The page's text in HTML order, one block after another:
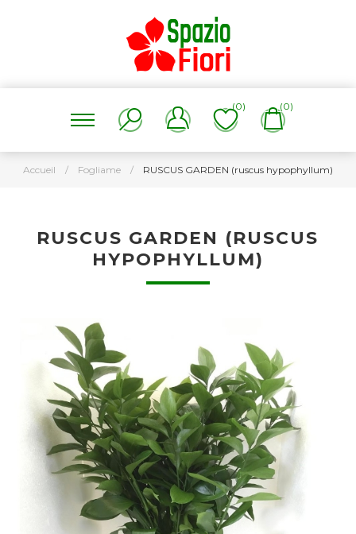
(0) (0)
Accueil / Fogliame / RUSCUS GARDEN (ruscus hypophyllum)
RUSCUS GARDEN (RUSCUS
HYPOPHYLLUM)